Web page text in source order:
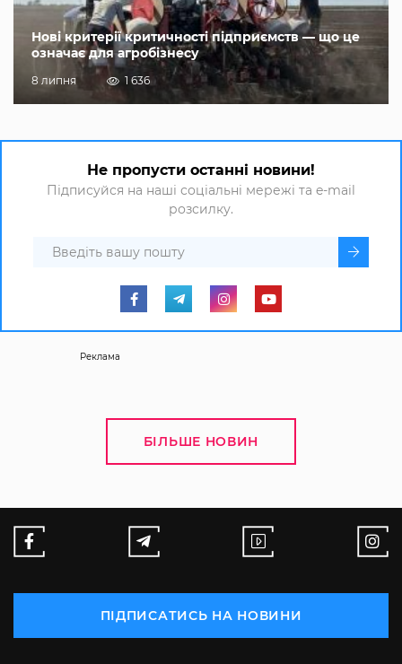
Нові критерії критичності підприємств — що це
означає для агробізнесу
8 липня 1 636
Не пропусти останні новини!
Підписуйся на наші соціальні мережі та e-mail
розсилку.
Реклама
БІЛЬШЕ НОВИН
ПІДПИСАТИСЬ НА НОВИНИ